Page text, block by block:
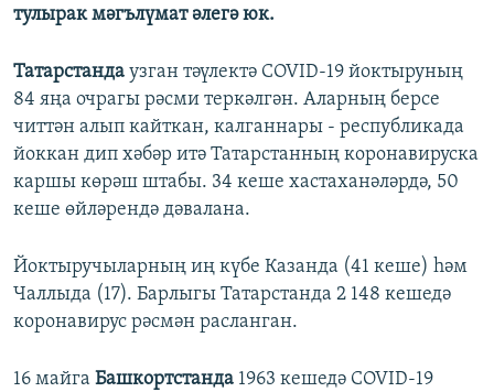
тулырак мәгълүмат әлегә юк.
Татарстанда узган тәүлектә COVID-19 йоктыруның
84 яңа очрагы рәсми теркәлгән. Аларның берсе
читтән алып кайткан, калганнары - республикада
йоккан дип хәбәр итә Татарстанның коронавируска
каршы көрәш штабы. 34 кеше хастаханәләрдә, 50
кеше өйләрендә дәвалана.
Йоктыручыларның иң күбе Казанда (41 кеше) һәм
Чаллыда (17). Барлыгы Татарстанда 2 148 кешедә
коронавирус рәсмән расланган.
16 майга Башкортстанда 1963 кешедә COVID-19